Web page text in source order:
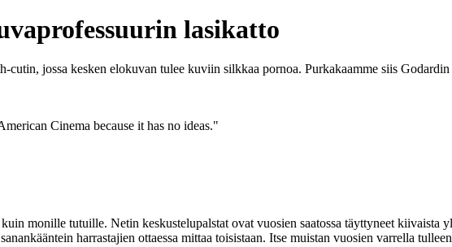
lasikatto
jossa kesken elokuvan tulee kuviin silkkaa pornoa. Purkakaamme siis Godardin
Cinema because it has no ideas."
monille tutuille. Netin keskustelupalstat ovat vuosien saatossa täyttyneet kiivaista
harrastajien ottaessa mittaa toisistaan. Itse muistan vuosien varrella